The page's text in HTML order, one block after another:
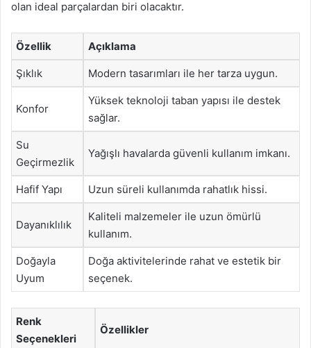
olan ideal parçalardan biri olacaktır.
Özellik Açıklama
Şıklık Modern tasarımları ile her tarza uygun.
Konfor
Yüksek teknoloji taban yapısı ile destek
sağlar.
Su
Geçirmezlik
Yağışlı havalarda güvenli kullanım imkanı.
Hafif Yapı Uzun süreli kullanımda rahatlık hissi.
Dayanıklılık
Kaliteli malzemeler ile uzun ömürlü
kullanım.
Doğayla
Uyum
Doğa aktivitelerinde rahat ve estetik bir
seçenek.
Renk
Seçenekleri
Özellikler